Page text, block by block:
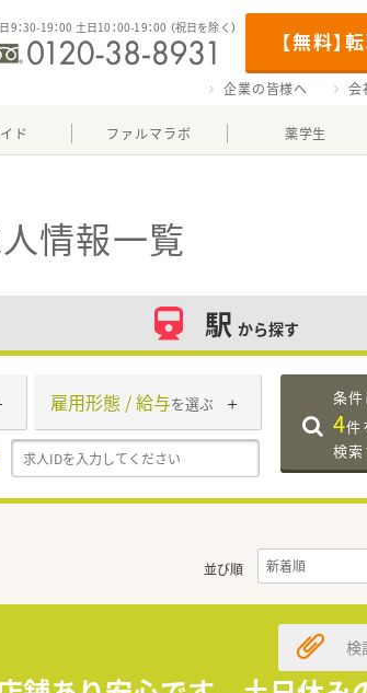
【無料】
9：30-19：00 土日10：00-19：00 （祝日を除く）
企業の皆様へ 会
ド ファルマラボ 薬学生
情報一覧
駅 から探す
雇用形態 / 給与を選ぶ 条
4件
検索
並び順
検